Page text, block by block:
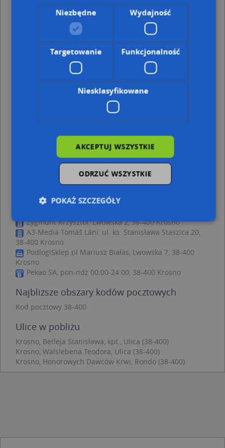
pobliżu
Miller Med Alicja Miller i Kinga Miller, Powstańców
Warszawskich 2, 38-400 Krosno
Indywidualna Specjalistyczna Prywatna Praktyka
Lekarska DR N Med, Grodzka 19, 38-400 Krosno
Adresy w pobliżu
Krosno, Niepodległości 6, Ulica (38-400)
Krosno, Niepodległości 14, Ulica (38-400)
Krosno, Niepodległości 8, Ulica (38-400)
Krosno, Lwowska 8, Ulica (38-400)
Krosno, Lwowska 9, Ulica (38-400) (→ 75 m)
Krosno, Lwowska 7, Ulica (38-400) (→ 76 m)
Krosno, Niepodległości 1, Ulica (38-400) (→ 84 m)
Krosno, Niepodległości 6b, Ulica (38-400) (→ 105 m)
Krosno, Piastowska 10, Ulica (38-400) (→ 135 m)
DHL ServicePoint - inne punkty w pobliżu
Zygmunt Krzysztof, Lwowska 2, 38-400 Krosno
A3-Media Tomáš Láni, ul. ks. Stanisława Staszica 20,
38-400 Krosno
PodlogiSklep.pl Mariusz Białas, Lwowska 7, 38-400
Krosno
Pekao SA, pon-ndz 00:00-24:00, 38-400 Krosno
Najbliższe obszary kodów pocztowych
Kod pocztowy 38-400
Ulice w pobliżu
Krosno, Betleja Stanisława, kpt., Ulica (38-400)
Krosno, Walslebena Teodora, Ulica (38-400)
Krosno, Honorowych Dawców Krwi, Rondo (38-400)
Niezbędne Wydajność
Targetowanie Funkcjonalność
Niesklasyfikowane
AKCEPTUJ WSZYSTKIE
ODRZUĆ WSZYSTKIE
POKAŻ SZCZEGÓŁY
Niezbędne
Funkcjonalność
Niesklasyfikowane
Niezbędne pliki cookie umożliwiają korzystanie z
jak logowanie użytkownika i zarządzanie kontem.
Bez niezbędnych plików cookie nie można
prawidłowo korzystać ze strony internetowej.
Nazwa
APPSESSID .targeo.pl
CookieScriptConsent
CookieScript
.targeo.pl
1 rok 1 miesiąc
to